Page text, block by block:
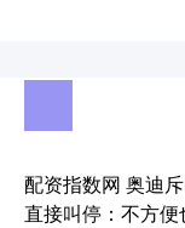
配资指数网 奥迪
直接叫停：不方便